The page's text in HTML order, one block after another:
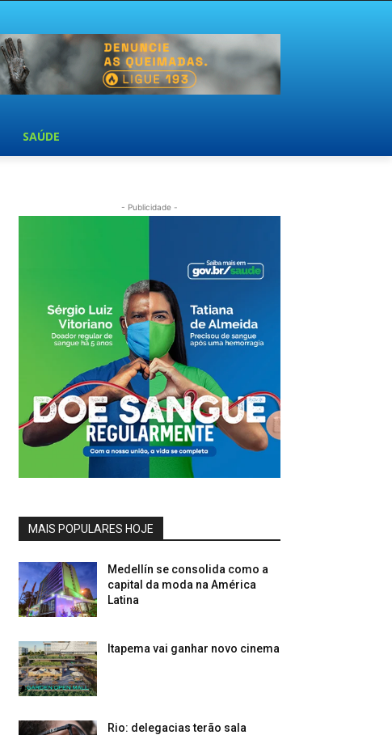
SAÚDE
- Publicidade -
MAIS POPULARES HOJE
Medellín se consolida como a
capital da moda na América
Latina
Itapema vai ganhar novo cinema
Rio: delegacias terão sala